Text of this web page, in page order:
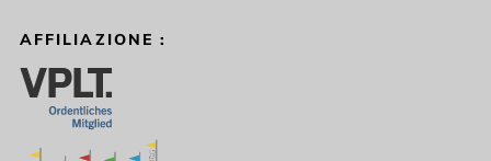
AFFILIAZIONE :